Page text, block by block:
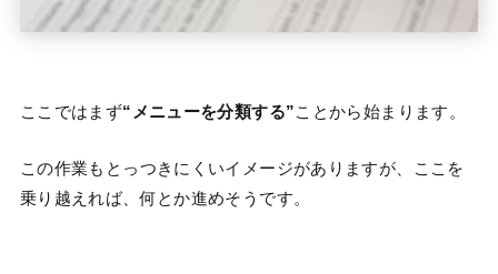
ここではまず“メニューを分類する”ことから始まります。
この作業もとっつきにくいイメージがありますが、ここを
乗り越えれば、何とか進めそうです。